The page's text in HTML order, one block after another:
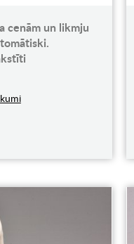
cenām un likmju